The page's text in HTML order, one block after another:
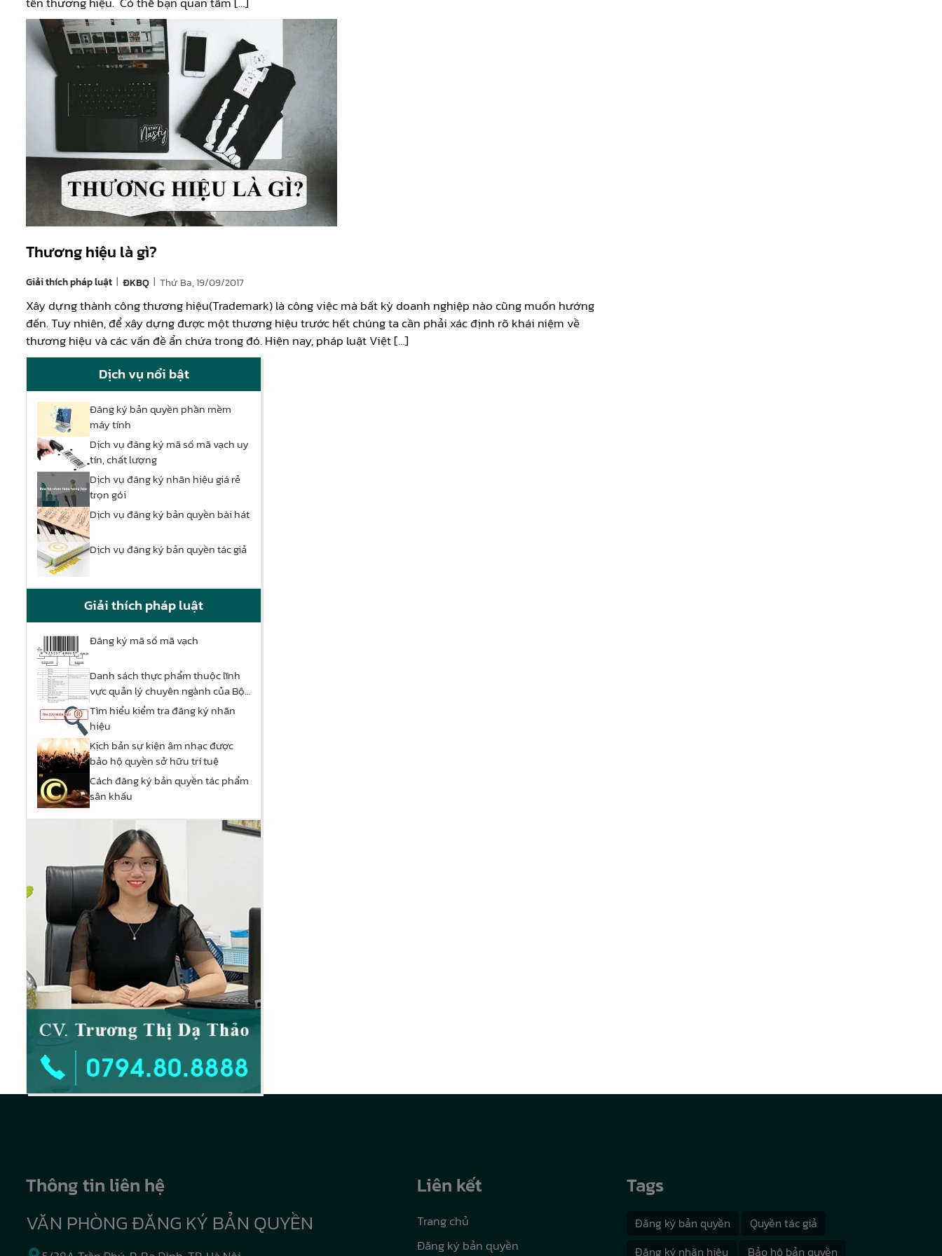
Thương hiệu là gì?
Giải thích pháp luật | ĐKBQ | Thứ Ba, 19/09/2017
Xây dựng thành công thương hiệu(Trademark) là công việc mà bất kỳ doanh nghiệp nào cũng muốn hướng
đến. Tuy nhiên, để xây dựng được một thương hiệu trước hết chúng ta cần phải xác định rõ khái niệm về
thương hiệu và các vấn đề ẩn chứa trong đó. Hiện nay, pháp luật Việt […]
Dịch vụ nổi bật
Đăng ký bản quyền phần mềm
máy tính
Dịch vụ đăng ký mã số mã vạch uy
tín, chất lượng
Dịch vụ đăng ký nhãn hiệu giá rẻ
trọn gói
Dịch vụ đăng ký bản quyền bài hát
Dịch vụ đăng ký bản quyền tác giả
Giải thích pháp luật
Đăng ký mã số mã vạch
Danh sách thực phẩm thuộc lĩnh
vực quản lý chuyên ngành của Bộ
Công Thương
Tìm hiểu kiểm tra đăng ký nhãn
hiệu
Kịch bản sự kiện âm nhạc được
bảo hộ quyền sở hữu trí tuệ
Cách đăng ký bản quyền tác phẩm
sân khấu
Thông tin liên hệ
VĂN PHÒNG ĐĂNG KÝ BẢN QUYỀN
Liên kết
Trang chủ
Đăng ký bản quyền
Tags
Đăng ký bản quyền
Quyền tác giả
Đăng ký nhãn hiệu
Bảo hộ bản quyền